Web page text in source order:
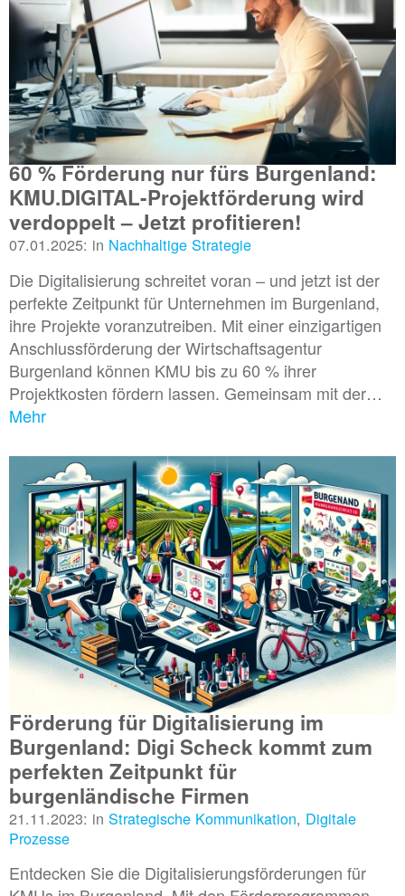
60 % Förderung nur fürs Burgenland:
KMU.DIGITAL-Projektförderung wird
verdoppelt – Jetzt profitieren!
07.01.2025: in Nachhaltige Strategie
Die Digitalisierung schreitet voran – und jetzt ist der
perfekte Zeitpunkt für Unternehmen im Burgenland,
ihre Projekte voranzutreiben. Mit einer einzigartigen
Anschlussförderung der Wirtschaftsagentur
Burgenland können KMU bis zu 60 % ihrer
Projektkosten fördern lassen. Gemeinsam mit der…
Mehr
Förderung für Digitalisierung im
Burgenland: Digi Scheck kommt zum
perfekten Zeitpunkt für
burgenländische Firmen
21.11.2023: in Strategische Kommunikation, Digitale
Prozesse
Entdecken Sie die Digitalisierungsförderungen für